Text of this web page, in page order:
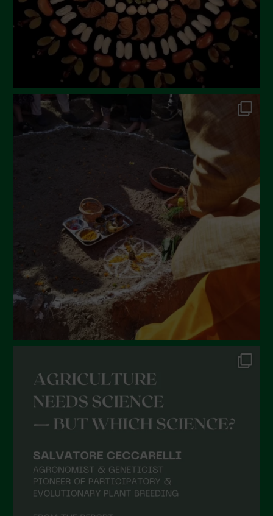
Marzo 2023
Febbraio 2023
Dicembre 2022
Novembre 2022
Ottobre 2022
Settembre 2022
Aprile 2022
Febbraio 2022
Gennaio 2022
Dicembre 2021
Novembre 2021
Settembre 2021
Agosto 2021
Luglio 2021
Aprile 2021